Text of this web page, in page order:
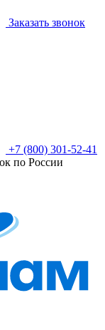
Заказать звонок
+7 (800) 301-52-41
по России